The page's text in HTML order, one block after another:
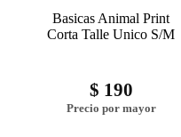
Basicas Animal Print
Corta Talle Unico S/M
$ 190